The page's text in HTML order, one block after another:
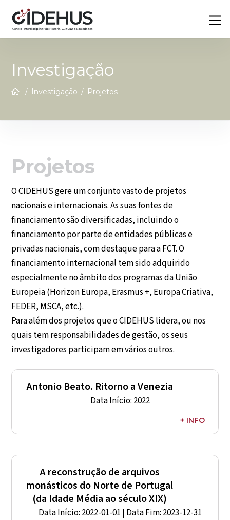
content
Investigação
/ Investigação / Projetos
Projetos
O CIDEHUS gere um conjunto vasto de projetos
nacionais e internacionais. As suas fontes de
financiamento são diversificadas, incluindo o
financiamento por parte de entidades públicas e
privadas nacionais, com destaque para a FCT. O
financiamento internacional tem sido adquirido
especialmente no âmbito dos programas da União
Europeia (Horizon Europa, Erasmus +, Europa Criativa,
FEDER, MSCA, etc.).
Para além dos projetos que o CIDEHUS lidera, ou nos
quais tem responsabilidades de gestão, os seus
investigadores participam em vários outros.
Antonio Beato. Ritorno a Venezia
Data Início: 2022
Entidades Financiadoras: Fondazione Musei Civici
Venezia; Università Iuav Venezia; CIDEHUS; Tintera
(Cairo)
+ INFO
A reconstrução de arquivos
monásticos do Norte de Portugal
(da Idade Média ao século XIX)
Data Início: 2022-01-01 | Data Fim: 2023-12-31